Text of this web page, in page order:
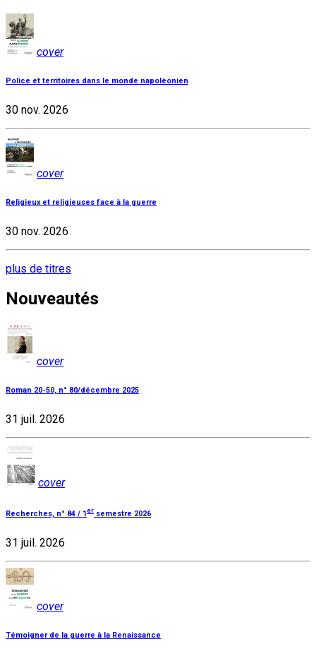
cover
Police et territoires dans le monde napoléonien
30 nov. 2026
cover
Religieux et religieuses face à la guerre
30 nov. 2026
plus de titres
Nouveautés
cover
Roman 20-50, n° 80/décembre 2025
31 juil. 2026
cover
Recherches, n° 84 / 1er semestre 2026
31 juil. 2026
cover
Témoigner de la guerre à la Renaissance